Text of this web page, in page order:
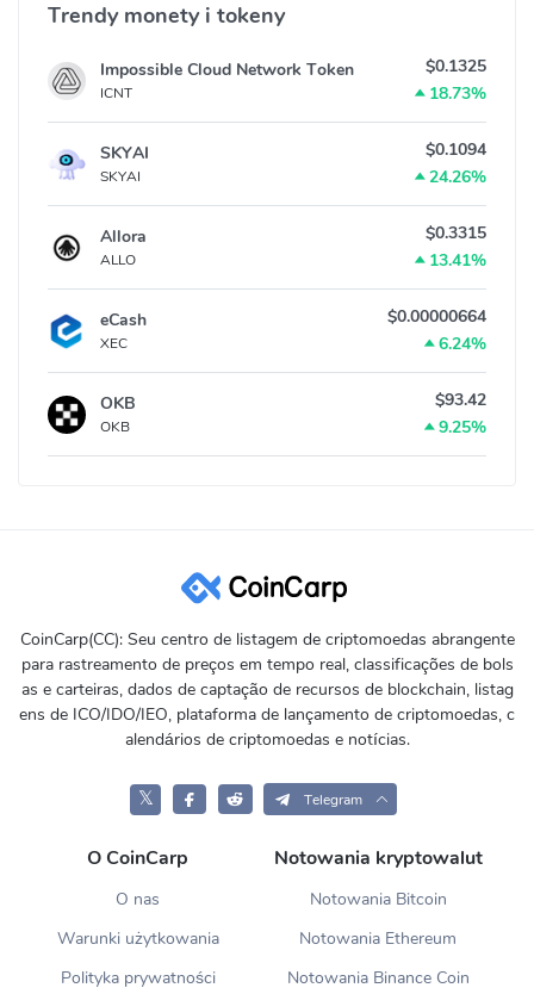
Trendy monety i tokeny
Impossible Cloud Network Token
ICNT
$0.1325
18.73%
SKYAI
SKYAI
$0.1094
24.26%
Allora
ALLO
$0.3315
13.41%
eCash
XEC
$0.00000664
6.24%
OKB
OKB
$93.42
9.25%
CoinCarp(CC): Seu centro de listagem de criptomoedas abrangente
para rastreamento de preços em tempo real, classificações de bols
as e carteiras, dados de captação de recursos de blockchain, listag
ens de ICO/IDO/IEO, plataforma de lançamento de criptomoedas, c
alendários de criptomoedas e notícias.
𝕏 Telegram
O CoinCarp
O nas
Warunki użytkowania
Polityka prywatności
Notowania kryptowalut
Notowania Bitcoin
Notowania Ethereum
Notowania Binance Coin